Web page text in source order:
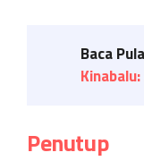
Baca
Penutup